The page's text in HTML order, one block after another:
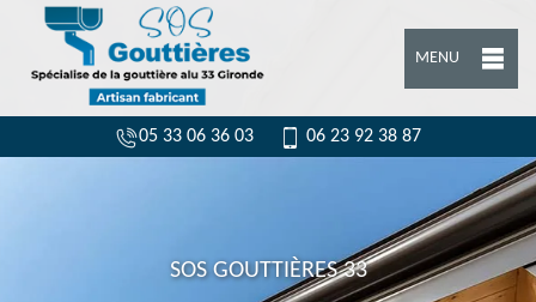
MENU
05 33 06 36 03 06 23 92 38 87
SOS GOUTTIÈRES 33